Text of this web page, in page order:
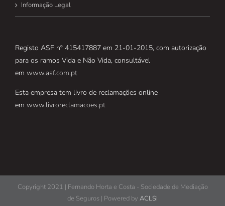
Informação Legal
Registo ASF nº 415417887 em 21-01-2015, com autorização
para os ramos Vida e Não Vida, consultável
em www.asf.com.pt
Esta empresa tem livro de reclamações online
em www.livroreclamacoes.pt
Copyright 2021 | Fernando Horta e Costa - Sociedade de Mediação
de Seguros | Powered by ACLSI